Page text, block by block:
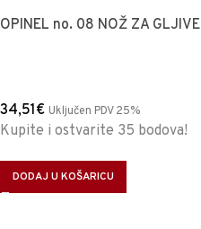
OPINEL no. 08 NOŽ ZA GLJIVE
34,51€ Uključen PDV 25%
Kupite i ostvarite 35 bodova!
DODAJ U KOŠARICU